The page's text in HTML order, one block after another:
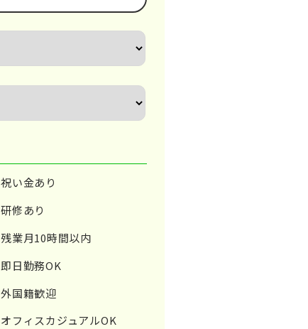
祝い金あり
研修あり
残業月10時間以内
即日勤務OK
外国籍歓迎
オフィスカジュアルOK